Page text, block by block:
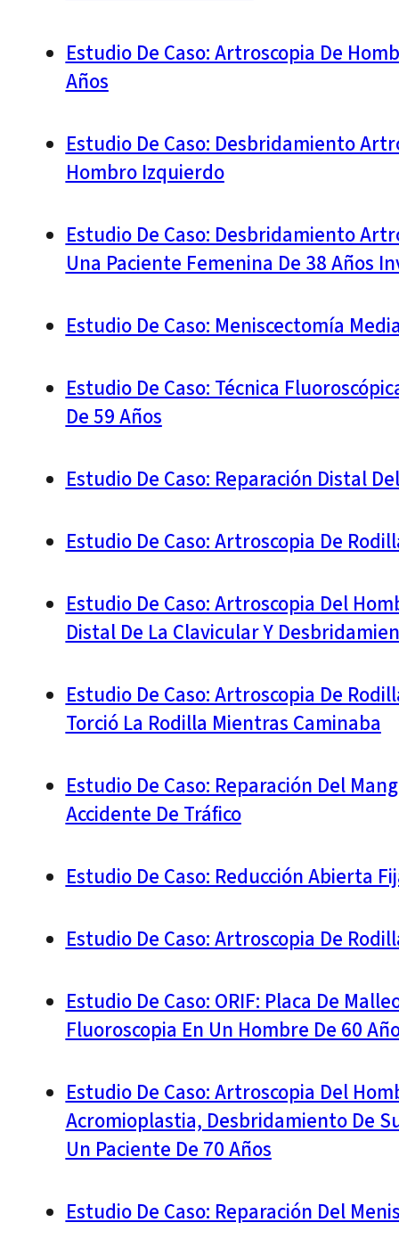
Estudio De Caso: Artroscopia De
Años
Estudio De Caso: Desbridamiento
Hombro Izquierdo
Estudio De Caso: Desbridamiento
Una Paciente Femenina De 38 Años
Estudio De Caso: Meniscectomía
Estudio De Caso: Técnica
De 59 Años
Estudio De Caso: Reparación Distal
Estudio De Caso: Artroscopia De
Estudio De Caso: Artroscopia Del
Distal De La Clavicular Y
Estudio De Caso: Artroscopia De
Torció La Rodilla Mientras Caminaba
Estudio De Caso: Reparación Del
Accidente De Tráfico
Estudio De Caso: Reducción Abierta
Estudio De Caso: Artroscopia De
Estudio De Caso: ORIF: Placa De
Fluoroscopia En Un Hombre De 60
Estudio De Caso: Artroscopia Del
Acromioplastia, Desbridamiento De
Un Paciente De 70 Años
Estudio De Caso: Reparación Del